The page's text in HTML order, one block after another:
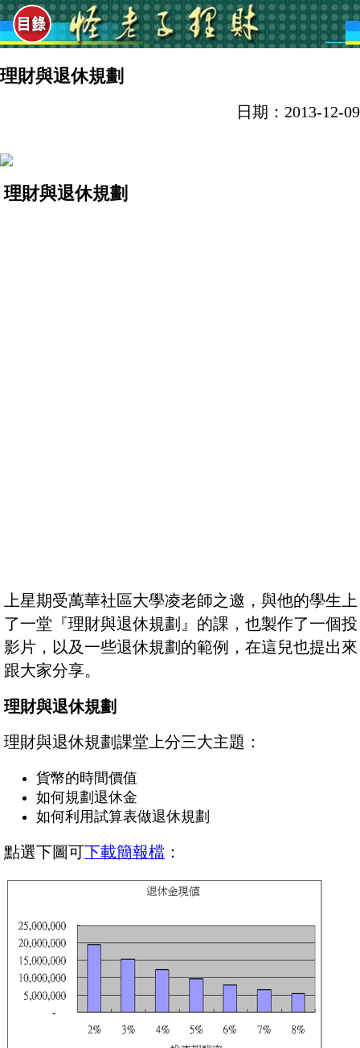
理財與退休規劃
日期：2013-12-09
理財與退休規劃
上星期受萬華社區大學凌老師之邀，與他的學生上
了一堂『理財與退休規劃』的課，也製作了一個投
影片，以及一些退休規劃的範例，在這兒也提出來
跟大家分享。
理財與退休規劃
理財與退休規劃課堂上分三大主題：
貨幣的時間價值
如何規劃退休金
如何利用試算表做退休規劃
點選下圖可下載簡報檔 ：